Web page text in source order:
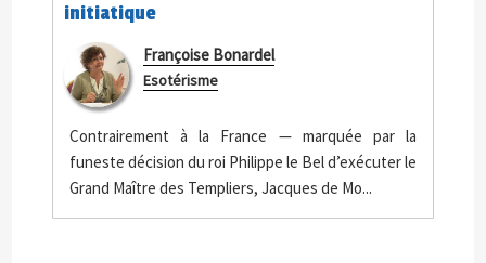
initiatique
Françoise Bonardel
Esotérisme
Contrairement à la France — marquée par la
funeste décision du roi Philippe le Bel d’exécuter le
Grand Maître des Templiers, Jacques de Mo...